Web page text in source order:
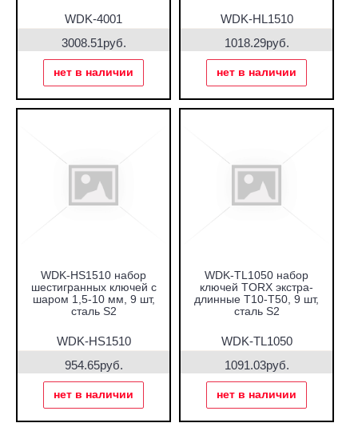
WDK-4001
3008.51руб.
нет в наличии
WDK-HL1510
1018.29руб.
нет в наличии
WDK-HS1510 набор
шестигранных ключей с
шаром 1,5-10 мм, 9 шт,
сталь S2
WDK-HS1510
954.65руб.
нет в наличии
WDK-TL1050 набор
ключей TORX экстра-
длинные T10-T50, 9 шт,
сталь S2
WDK-TL1050
1091.03руб.
нет в наличии